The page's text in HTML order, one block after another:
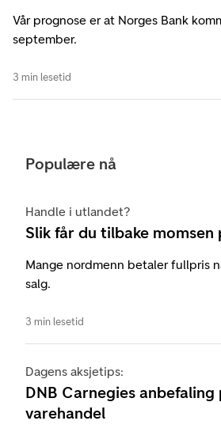
Vår prognose er at Norges Bank
september.
3 min lesetid
Populære nå
Handle i utlandet?
Slik får du tilbake momsen
Mange nordmenn betaler fullpris
salg.
3 min lesetid
Dagens aksjetips:
DNB Carnegies anbefaling
varehandel